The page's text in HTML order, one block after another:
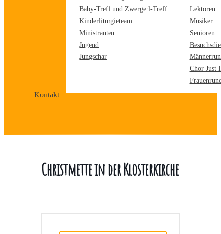
Baby-Treff und Zwergerl-Treff
Kinderliturgieteam
Ministranten
Jugend
Jungschar
Lektoren
Musiker
Senioren
Chor Just
Kontakt
Christmette in der Klosterkirche